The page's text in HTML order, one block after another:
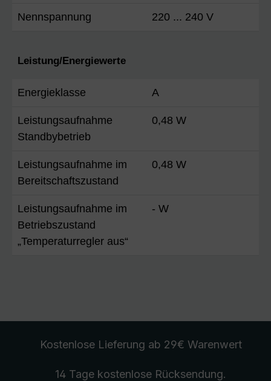
Nennspannung 220 ... 240 V
Leistung/Energiewerte
Energieklasse A
Leistungsaufnahme
Standbybetrieb
0,48 W
Leistungsaufnahme im
Bereitschaftszustand
0,48 W
Leistungsaufnahme im
Betriebszustand
„Temperaturregler aus“
- W
Kostenlose Lieferung ab 29€ Warenwert
14 Tage kostenlose Rücksendung.